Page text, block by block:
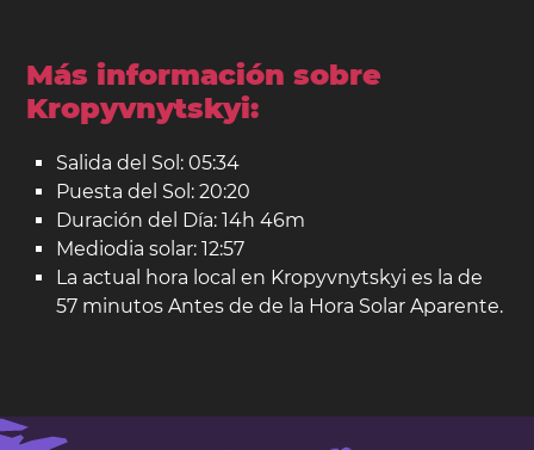
Más información sobre
Kropyvnytskyi:
Salida del Sol: 05:34
Puesta del Sol: 20:20
Duración del Día: 14h 46m
Mediodia solar: 12:57
La actual hora local en Kropyvnytskyi es la de
57 minutos Antes de de la Hora Solar Aparente.